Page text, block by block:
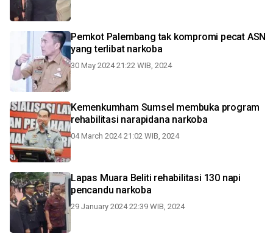
Pemkot Palembang tak kompromi pecat ASN
yang terlibat narkoba
30 May 2024 21:22 WIB, 2024
Kemenkumham Sumsel membuka program
rehabilitasi narapidana narkoba
04 March 2024 21:02 WIB, 2024
Lapas Muara Beliti rehabilitasi 130 napi
pencandu narkoba
29 January 2024 22:39 WIB, 2024